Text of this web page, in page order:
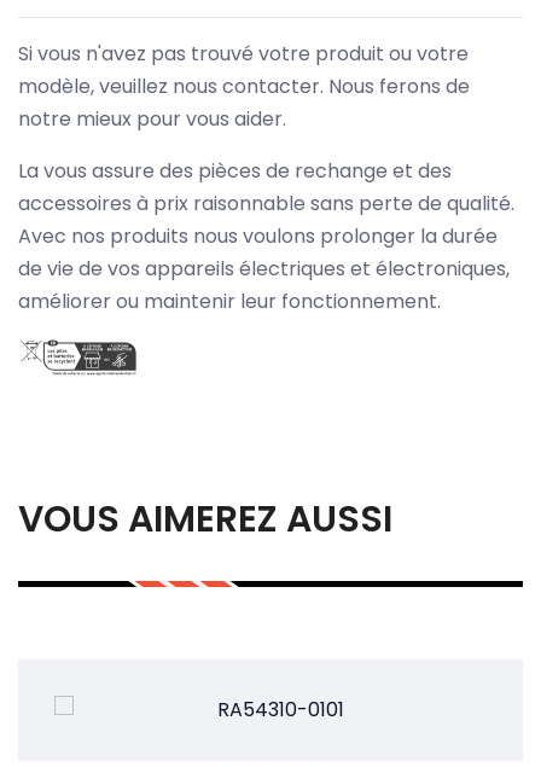
Si vous n'avez pas trouvé votre produit ou votre
modèle, veuillez nous contacter. Nous ferons de
notre mieux pour vous aider.
La vous assure des pièces de rechange et des
accessoires à prix raisonnable sans perte de qualité.
Avec nos produits nous voulons prolonger la durée
de vie de vos appareils électriques et électroniques,
améliorer ou maintenir leur fonctionnement.
VOUS AIMEREZ AUSSI